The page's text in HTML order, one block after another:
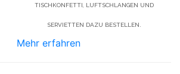
TISCHKONFETTI, LUFTSCHLANGEN UND
SERVIETTEN DAZU BESTELLEN.
Mehr erfahren